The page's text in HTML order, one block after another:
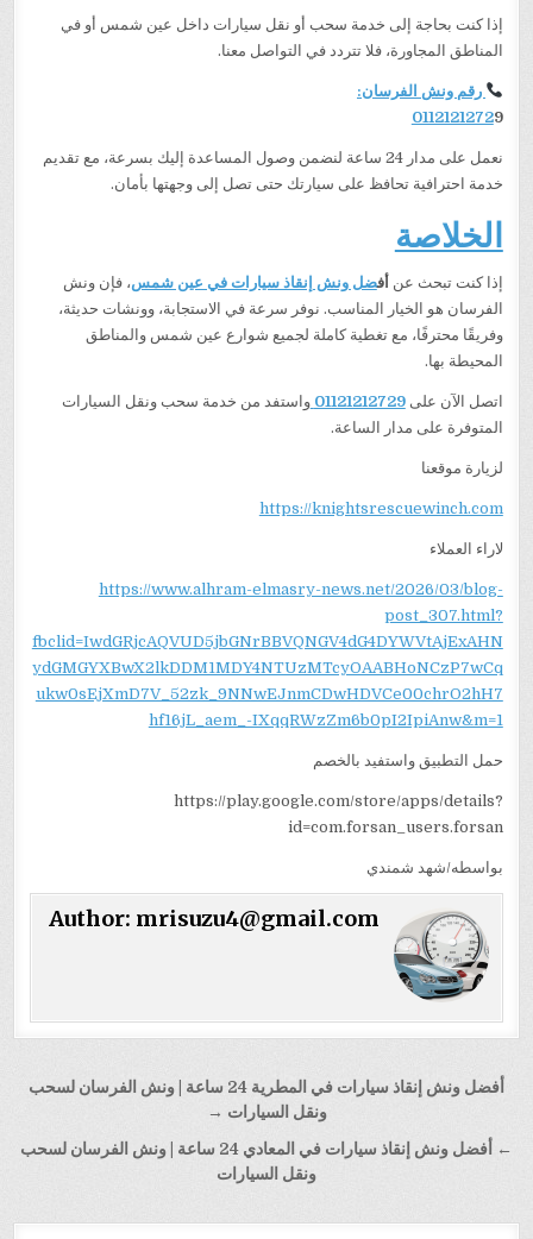
إذا كنت بحاجة إلى خدمة سحب أو نقل سيارات داخل عين شمس أو في
المناطق المجاورة، فلا تتردد في التواصل معنا.
رقم ونش الفرسان:
01121212729
نعمل على مدار 24 ساعة لنضمن وصول المساعدة إليك بسرعة، مع تقديم
خدمة احترافية تحافظ على سيارتك حتى تصل إلى وجهتها بأمان.
الخلاصة
إذا كنت تبحث عن أفضل ونش إنقاذ سيارات في عين شمس، فإن ونش
الفرسان هو الخيار المناسب. نوفر سرعة في الاستجابة، وونشات حديثة،
وفريقًا محترفًا، مع تغطية كاملة لجميع شوارع عين شمس والمناطق
المحيطة بها.
اتصل الآن على01121212729 واستفد من خدمة سحب ونقل السيارات
المتوفرة على مدار الساعة.
لزيارة موقعنا
https://knightsrescuewinch.com
لاراء العملاء
https://www.alhram-elmasry-news.net/2026/03/blog-
post_307.html?
fbclid=IwdGRjcAQVUD5jbGNrBBVQNGV4dG4DYWVtAjExAHN
ydGMGYXBwX2lkDDM1MDY4NTUzMTcyOAABHoNCzP7wCq
ukw0sEjXmD7V_52zk_9NNwEJnmCDwHDVCe00chrO2hH7
hf16jL_aem_-IXqqRWzZm6b0pI2IpiAnw&m=1
حمل التطبيق واستفيد بالخصم
https://play.google.com/store/apps/details?
id=com.forsan_users.forsan
بواسطه/شهد شمندي
Author: mrisuzu4@gmail.com
تصفّح
أفضل ونش إنقاذ سيارات في المطرية 24 ساعة | ونش الفرسان لسحب
ونقل السيارات →
← أفضل ونش إنقاذ سيارات في المعادي 24 ساعة | ونش الفرسان لسحب
ونقل السيارات